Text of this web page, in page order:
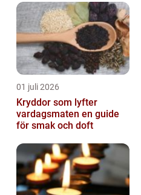
01 juli 2026
Kryddor som lyfter
vardagsmaten en guide
för smak och doft